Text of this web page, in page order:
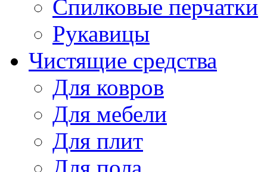
Спилковые перчатки
Рукавицы
Чистящие средства
Для ковров
Для мебели
Для плит